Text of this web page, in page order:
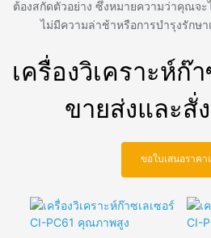
ต้องสกัดตัวอย่าง ซึ่งหมายความว่าคุณจ
ไม่มีความล่าช้าหรือการบำรุงรักษ
เครื่องวิเคราะห์ก๊
ขายส่งและสั่
ขอใบเสนอราคา